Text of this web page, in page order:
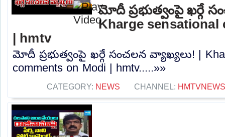
మోదీ ప్రభుత్వంపై ఖర్గే
Kharge sensational
| hmtv
మోదీ ప్రభుత్వంపై ఖర్గే సంచలన వ్యాఖ్యలు! |
comments on Modi | hmtv.....»»
CATEGORY: NEWS CHANNEL: HMTVNEWS